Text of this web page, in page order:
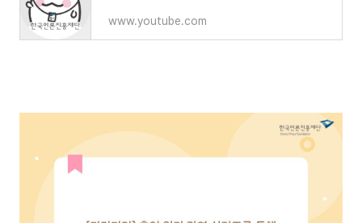
www.youtube.com